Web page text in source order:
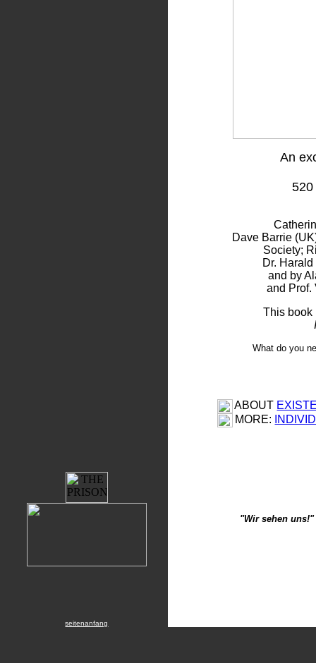
An
520
Dave Barrie
Society;
Dr.
and by
and Prof.
This book
What do you
ABOUT
MORE:
"Wir sehen
seitenanfang